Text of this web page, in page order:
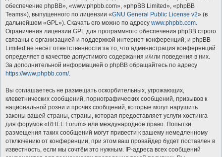
обеспечение phpBB», «www.phpbb.com», «phpBB Limited», «phpBB
Teams»), выпущенного по лицензии «GNU General Public License v2» (в
дальнейшем «GPL»). Скачать его можно по адресу www.phpbb.com.
Ограничения лицензии GPL для программного обеспечения phpBB строго
связаны с организацией и поддержкой интернет-конференций, и phpBB
Limited не несёт ответственности за то, что администрация конференций
определяет в качестве допустимого содержания и/или поведения в них.
За дополнительной информацией о phpBB обращайтесь по адресу
https://www.phpbb.com/.
Вы соглашаетесь не размещать оскорбительных, угрожающих,
клеветнических сообщений, порнографических сообщений, призывов к
национальной розни и прочих сообщений, которые могут нарушить
законы вашей страны, страны, которая предоставляет услуги хостинга
для форумов «RHEL Forum» или международное право. Попытки
размещения таких сообщений могут привести к вашему немедленному
отключению от конференции, при этом ваш провайдер будет поставлен в
известность, если мы сочтём это нужным. IP-адреса всех сообщений